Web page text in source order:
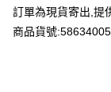
Google Pay
訂單為現貨寄出,提
商品貨號:58634005